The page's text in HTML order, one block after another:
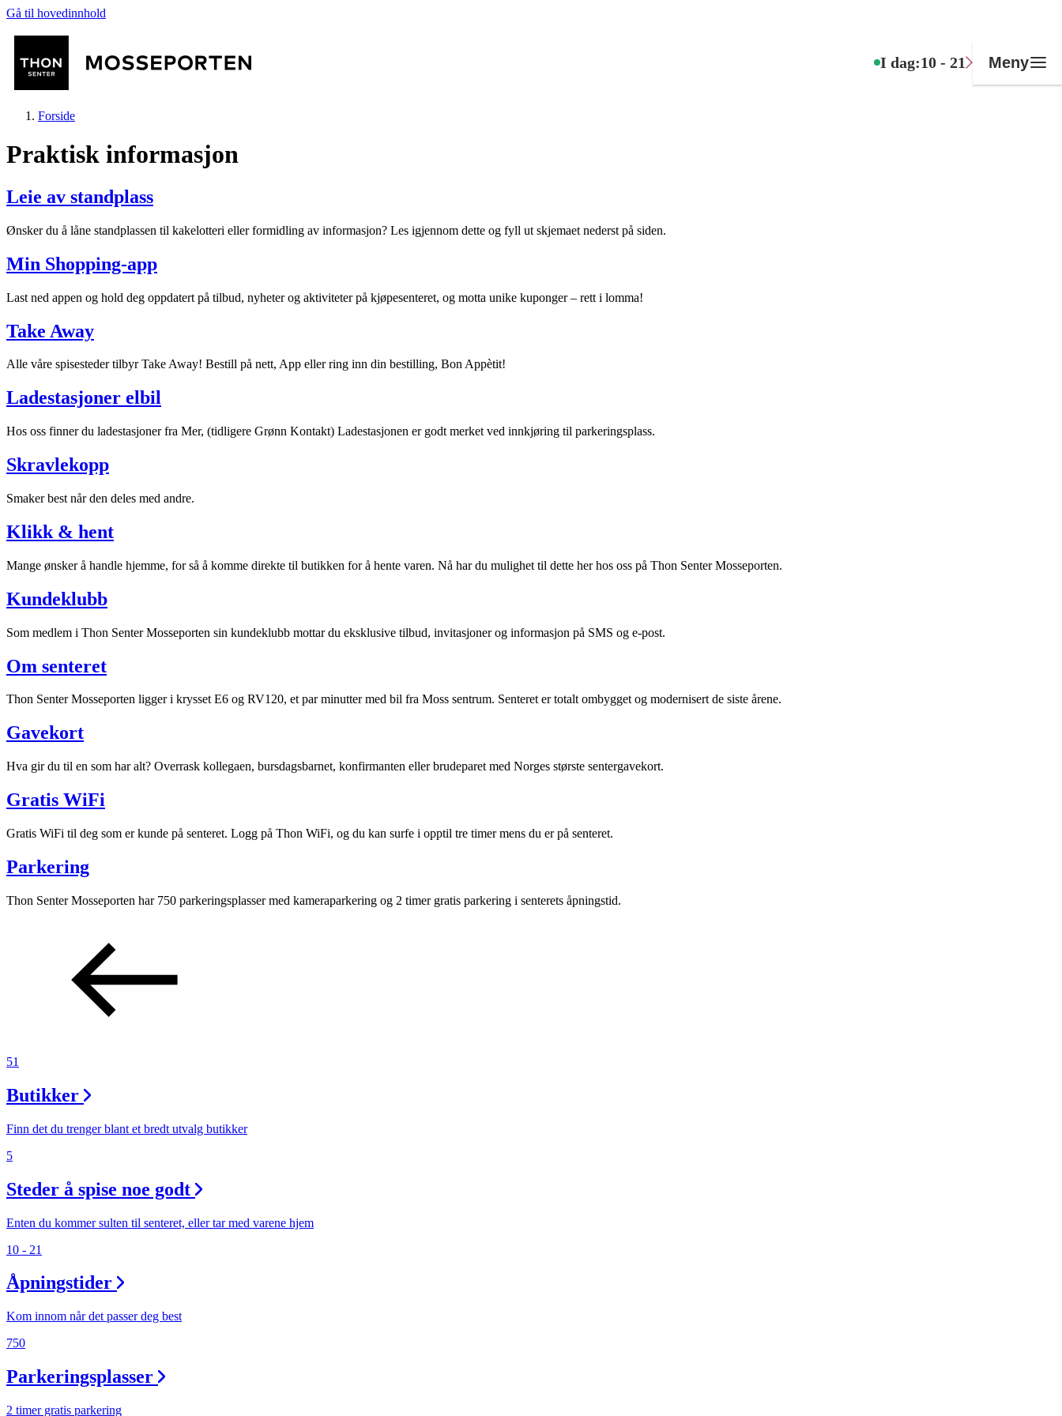
Gå til hovedinnhold
I dag:10 - 21 Meny
Butikker
Mat og drikke
Helse
Aktiviteter
Tilbud
Inspirasjon
Søk
Åpningstider
Praktisk informasjon
Ledige stillinger
Magasin
Forside
Praktisk informasjon
Leie av standplass
Ønsker du å låne standplassen til kakelotteri eller formidling av informasjon? Les igjennom dette og fyll ut skjemaet nederst på siden.
Min Shopping-app
Last ned appen og hold deg oppdatert på tilbud, nyheter og aktiviteter på kjøpesenteret, og motta unike kuponger – rett i lomma!
Take Away
Alle våre spisesteder tilbyr Take Away! Bestill på nett, App eller ring inn din bestilling, Bon Appètit!
Ladestasjoner elbil
Hos oss finner du ladestasjoner fra Mer, (tidligere Grønn Kontakt) Ladestasjonen er godt merket ved innkjøring til parkeringsplass.
Skravlekopp
Smaker best når den deles med andre.
Klikk & hent
Mange ønsker å handle hjemme, for så å komme direkte til butikken for å hente varen. Nå har du mulighet til dette her hos oss på Thon Senter Mosseporten.
Kundeklubb
Som medlem i Thon Senter Mosseporten sin kundeklubb mottar du eksklusive tilbud, invitasjoner og informasjon på SMS og e-post.
Om senteret
Thon Senter Mosseporten ligger i krysset E6 og RV120, et par minutter med bil fra Moss sentrum. Senteret er totalt ombygget og modernisert de siste årene.
Gavekort
Hva gir du til en som har alt? Overrask kollegaen, bursdagsbarnet, konfirmanten eller brudeparet med Norges største sentergavekort.
Gratis WiFi
Gratis WiFi til deg som er kunde på senteret. Logg på Thon WiFi, og du kan surfe i opptil tre timer mens du er på senteret.
Parkering
Thon Senter Mosseporten har 750 parkeringsplasser med kameraparkering og 2 timer gratis parkering i senterets åpningstid.
51
Butikker
Finn det du trenger blant et bredt utvalg butikker
5
Steder å spise noe godt
Enten du kommer sulten til senteret, eller tar med varene hjem
10 - 21
Åpningstider
Kom innom når det passer deg best
750
Parkeringsplasser
2 timer gratis parkering